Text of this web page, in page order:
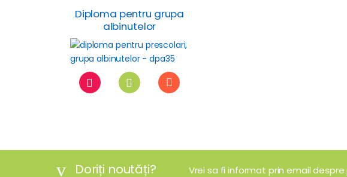
Diploma pentru grupa
albinutelor
Doriți noutăți? Vrei sa fi informat prin email